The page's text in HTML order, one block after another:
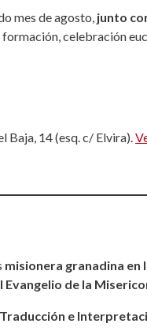
mes de agosto, junto
formación, celebración
Baja, 14 (esq. c/ Elvira).
misionera granadina en
de la
e